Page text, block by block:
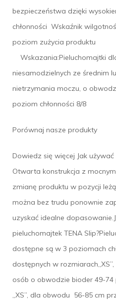
bezpieczeństwa dzięki
chłonności Wskaźnik
poziom
Wskazania:Pieluchomajtki
niesamodzielnych ze średnim
nietrzymania moczu, o
poziom chłonności 8/8
Porównaj nasze produkty
Dowiedz się więcej Jak
Otwarta konstrukcja z
zmianę produktu w pozycji
można bez trudu ponownie
uzyskać idealne
pieluchomajtek TENA
dostępne są w 3 poziomach
dostępnych w rozmiarach,,XS’’,
osób o obwodzie bioder 49-
,,XS’’, dla obwodu 56-85 cm